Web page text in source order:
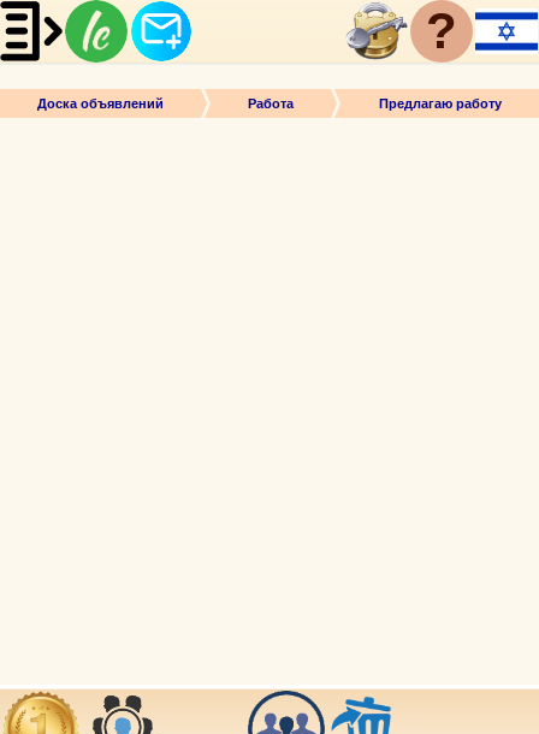
?
Доска объявлений Работа Предлагаю работу